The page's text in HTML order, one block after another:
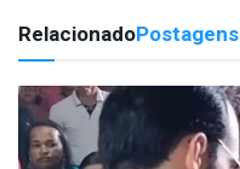
RelacionadoPostagens